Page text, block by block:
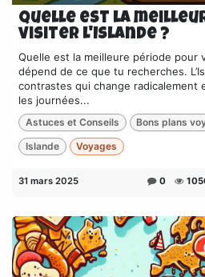
Quelle est la
visiter l'Islande ?
Quelle est la meilleure période pour
dépend de ce que tu recherches.
contrastes qui change radicalement
les journées...
Astuces et Conseils Bons plans
Islande Voyages
31 mars 2025 0